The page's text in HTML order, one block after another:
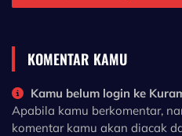
KOMENTAR KAMU
Kamu belum login ke
Apabila kamu berkomentar,
komentar kamu akan diacak